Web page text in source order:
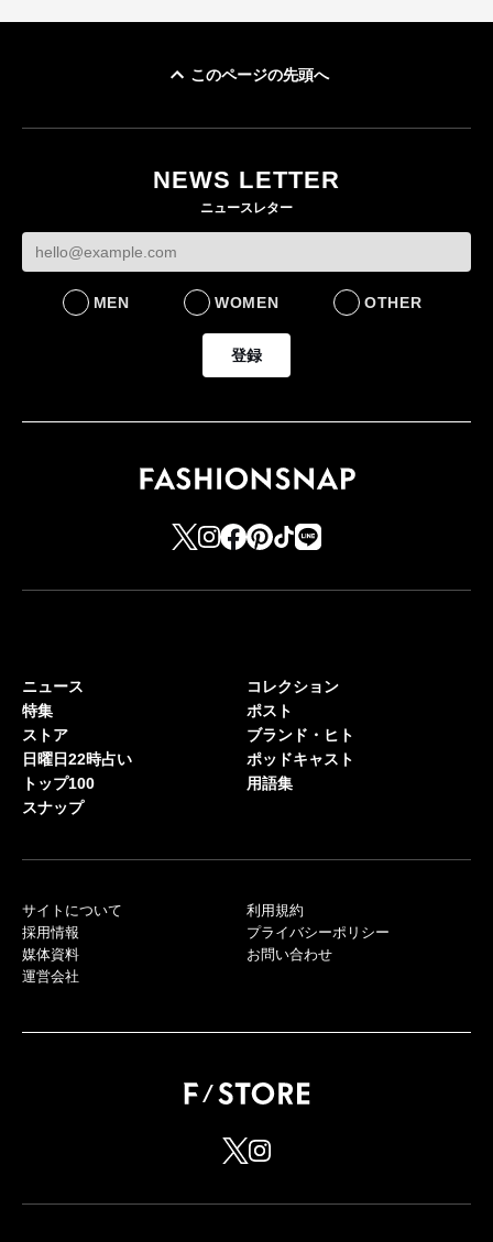
このページの先頭へ
NEWS LETTER
ニュースレター
MEN WOMEN OTHER
登録
ニュース
特集
ストア
日曜日22時占い
トップ100
スナップ
コレクション
ポスト
ブランド・ヒト
ポッドキャスト
用語集
サイトについて
採用情報
媒体資料
運営会社
利用規約
プライバシーポリシー
お問い合わせ